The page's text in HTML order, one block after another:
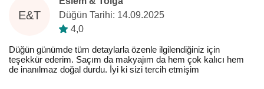
E&T
Düğün Tarihi: 14.09.2025
4,0
Düğün günümde tüm detaylarla özenle ilgilendiğiniz için
teşekkür ederim. Saçım da makyajım da hem çok kalıcı hem
de inanılmaz doğal durdu. İyi ki sizi tercih etmişim